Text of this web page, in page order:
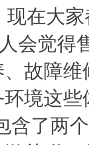
在大
会觉得
故障
境这
含了两